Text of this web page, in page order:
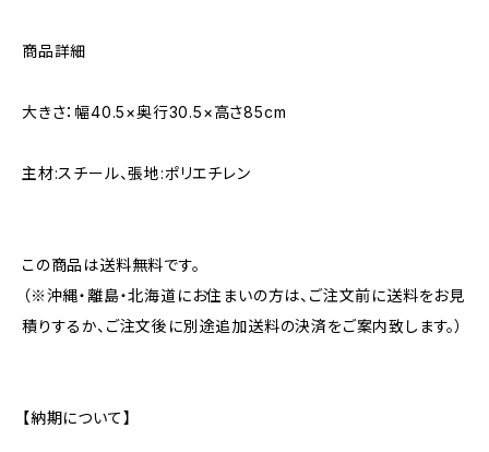
商品詳細
大きさ：幅40.5×奥行30.5×高さ85cm
主材:スチール、張地:ポリエチレン
この商品は送料無料です。
（※沖縄・離島・北海道にお住まいの方は、ご注文前に送料をお見
積りするか、ご注文後に別途追加送料の決済をご案内致します。）
【納期について】